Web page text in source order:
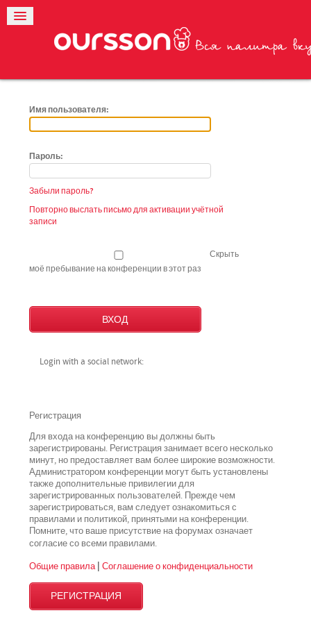
Имя пользователя:
Пароль:
Забыли пароль?
Повторно выслать письмо для активации учётной
записи
Скрыть
моё пребывание на конференции в этот раз
Login with a social network:
Регистрация
Для входа на конференцию вы должны быть
зарегистрированы. Регистрация занимает всего несколько
минут, но предоставляет вам более широкие возможности.
Администратором конференции могут быть установлены
также дополнительные привилегии для
зарегистрированных пользователей. Прежде чем
зарегистрироваться, вам следует ознакомиться с
правилами и политикой, принятыми на конференции.
Помните, что ваше присутствие на форумах означает
согласие со всемиправилами.
Общие правила| Соглашение о конфиденциальности
РЕГИСТРАЦИЯ